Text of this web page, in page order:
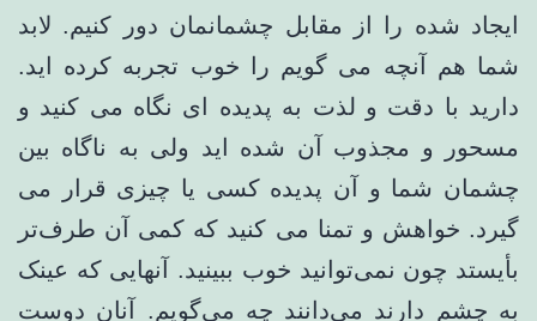
ایجاد شده را از مقابل چشمانمان دور کنیم. لابد
شما هم آنچه می گویم را خوب تجربه کرده اید.
دارید با دقت و لذت به پدیده ای نگاه می کنید و
مسحور و مجذوب آن شده اید ولی به ناگاه بین
چشمان شما و آن پدیده کسی یا چیزی قرار می
گیرد. خواهش و تمنا می کنید که کمی آن طرف‌تر
بأیستد چون نمی‌توانید خوب ببینید. آنهایی که عینک
به چشم دارند می‌دانند چه می‌گویم. آنان دوست